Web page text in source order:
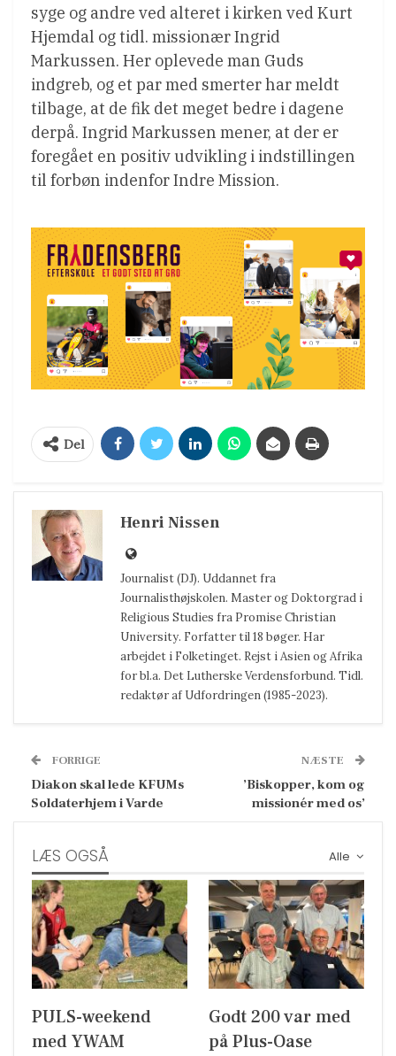
syge og andre ved alteret i kirken ved Kurt
Hjemdal og tidl. missionær Ingrid
Markussen. Her oplevede man Guds
indgreb, og et par med smerter har meldt
tilbage, at de fik det meget bedre i dagene
derpå. Ingrid Markussen mener, at der er
foregået en positiv udvikling i indstillingen
til forbøn indenfor Indre Mission.
Del
Henri Nissen
Journalist (DJ). Uddannet fra
Journalisthøjskolen. Master og Doktorgrad i
Religious Studies fra Promise Christian
University. Forfatter til 18 bøger. Har
arbejdet i Folketinget. Rejst i Asien og Afrika
for bl.a. Det Lutherske Verdensforbund. Tidl.
redaktør af Udfordringen (1985-2023).
FORRIGE
Diakon skal lede KFUMs
Soldaterhjem i Varde
NÆSTE
’Biskopper, kom og
missionér med os’
Alle
LÆS OGSÅ
PULS-weekend
med YWAM
Godt 200 var med
på Plus-Oase